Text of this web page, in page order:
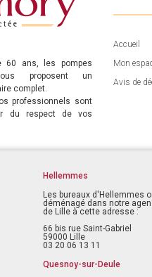
60 ans, les pompes
proposent un
complet.
professionnels sont
du respect de vos
Accueil
Mon
Avis de
Hellemmes
Les bureaux d'Hellemmes
déménagé dans notre
de Lille à cette adresse :
66 bis rue Saint-Gabriel
59000 Lille
03 20 06 13 11
Quesnoy-sur-Deule